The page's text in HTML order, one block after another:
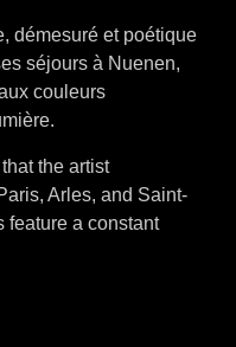
démesuré et poétique
séjours à Nuenen,
couleurs
the artist
Arles, and Saint-
feature a constant